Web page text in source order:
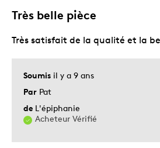
Très belle pièce
Soumis il y a 9 ans
Par Pat
de L'épiphanie
Acheteur Vérifié
Très satisfait de la qualité et la